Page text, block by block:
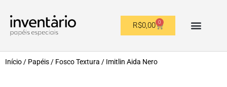
R$0,00 0
Início / Papéis / Fosco Textura / Imitlin Aida Nero